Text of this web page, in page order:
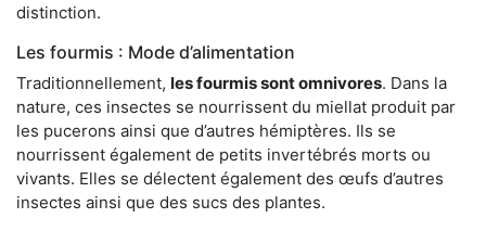
distinction.
Les fourmis : Mode d’alimentation
Traditionnellement, les fourmis sont omnivores. Dans la
nature, ces insectes se nourrissent du miellat produit par
les pucerons ainsi que d’autres hémiptères. Ils se
nourrissent également de petits invertébrés morts ou
vivants. Elles se délectent également des œufs d’autres
insectes ainsi que des sucs des plantes.